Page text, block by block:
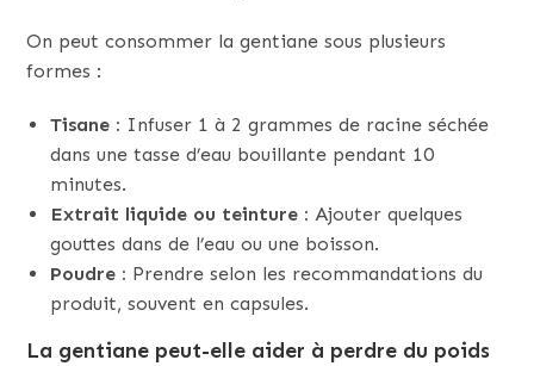
On peut consommer la gentiane sous plusieurs
formes :
Tisane : Infuser 1 à 2 grammes de racine séchée
dans une tasse d’eau bouillante pendant 10
minutes.
Extrait liquide ou teinture : Ajouter quelques
gouttes dans de l’eau ou une boisson.
Poudre : Prendre selon les recommandations du
produit, souvent en capsules.
La gentiane peut-elle aider à perdre du poids